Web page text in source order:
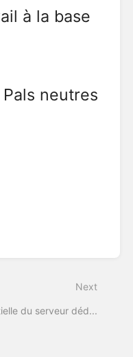
à la base
neutres
Next
du serveur déd...